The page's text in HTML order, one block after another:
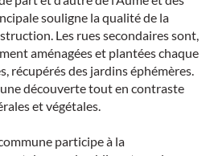
souligne la qualité de la
Les rues secondaires sont,
aménagées et plantées chaque
récupérés des jardins éphémères.
découverte tout en contraste
et végétales.
participe à la